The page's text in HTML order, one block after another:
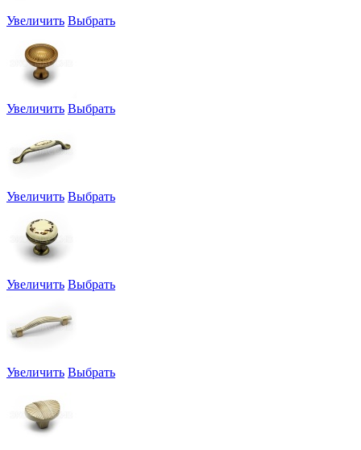
Увеличить Выбрать
Увеличить Выбрать
Увеличить Выбрать
Увеличить Выбрать
Увеличить Выбрать